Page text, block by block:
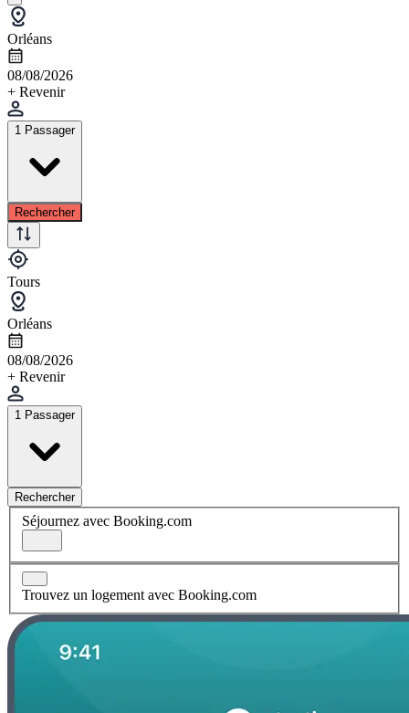
Orléans
08/08/2026
+ Revenir
1 Passager
Rechercher
Tours
Orléans
08/08/2026
+ Revenir
1 Passager
Rechercher
Séjournez avec Booking.com
Trouvez un logement avec Booking.com